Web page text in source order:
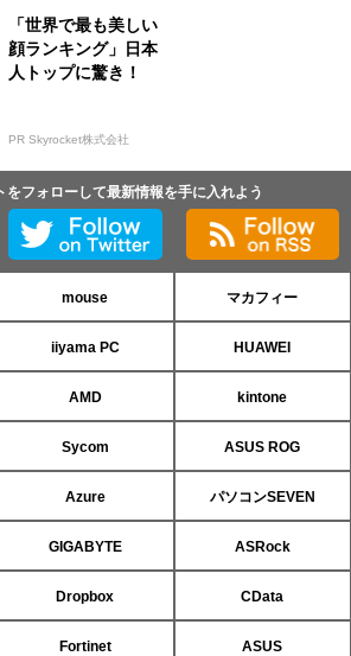
「世界で最も美しい
顔ランキング」日本
人トップに驚き！
PR Skyrocket株式会社
をフォローして最新情報を手に入れよう
mouse マカフィー
iiyama PC HUAWEI
AMD kintone
Sycom ASUS ROG
Azure パソコンSEVEN
GIGABYTE ASRock
Dropbox CData
Fortinet ASUS